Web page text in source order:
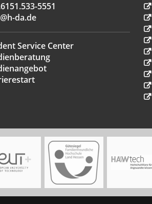
5551
da.de
Service Center